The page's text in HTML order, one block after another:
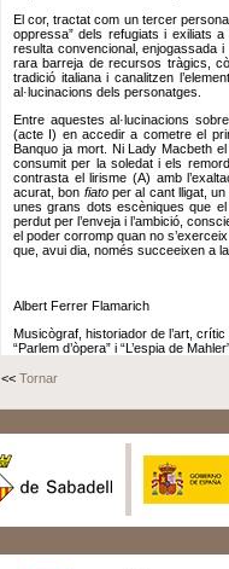
El cor, tractat com un tercer
oppressa” dels refugiats i exiliats
resulta convencional, enjogassada
rara barreja de recursos tràgics,
tradició italiana i canalitzen
al·lucinacions dels personatges.
Entre aquestes al·lucinacions
(acte I) en accedir a cometre el
Banquo ja mort. Ni Lady Macbeth
consumit per la soledat i els
contrasta el lirisme (A) amb
acurat, bon fiatoper al cant lligat, un
unes grans dots escèniques que
perdut per l’enveja i l’ambició,
el poder corromp quan no
que, avui dia, només succeeixen a
Albert Ferrer Flamarich
Musicògraf, historiador de l’art,
“Parlem d’òpera” i “L’espia de
<< Tornar